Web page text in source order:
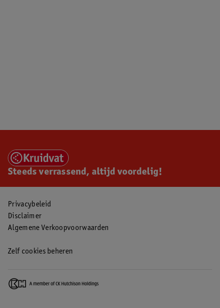
Steeds verrassend, altijd voordelig!
Privacybeleid
Disclaimer
Algemene Verkoopvoorwaarden
Zelf cookies beheren